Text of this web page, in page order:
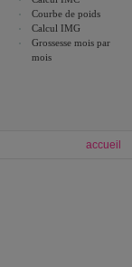
Courbe de poids
Calcul IMG
Grossesse mois par
mois
accueil